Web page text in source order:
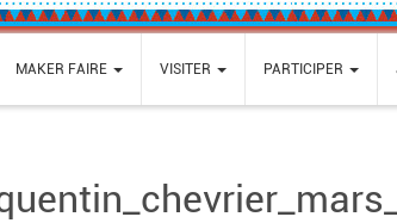
MAKER FAIRE VISITER PARTICIPER